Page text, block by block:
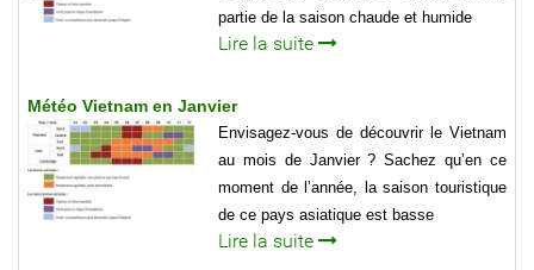
partie de la saison chaude et humide
Lire la suite
Météo Vietnam en Janvier
Envisagez-vous de découvrir le Vietnam
au mois de Janvier ? Sachez qu’en ce
moment de l’année, la saison touristique
de ce pays asiatique est basse
Lire la suite